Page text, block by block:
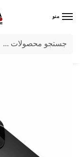
منو
میراکل/کامپیوتر/قطعات جانبی